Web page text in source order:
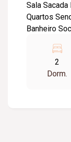
Sala
Quartos Sendo 1 Suíte Com Box
Banheiro
2
Dorm.